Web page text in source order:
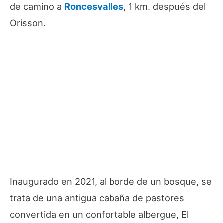
de camino a Roncesvalles, 1 km. después del
Orisson.
Inaugurado en 2021, al borde de un bosque, se
trata de una antigua cabaña de pastores
convertida en un confortable albergue, El